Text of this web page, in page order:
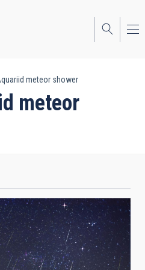
meteor shower
meteor